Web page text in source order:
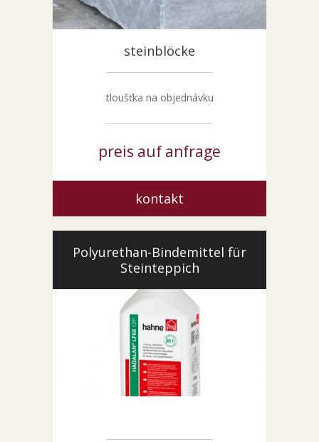
steinblöcke
tloušťka na objednávku
preis auf anfrage
kontakt
Polyurethan-Bindemittel für
Steinteppich